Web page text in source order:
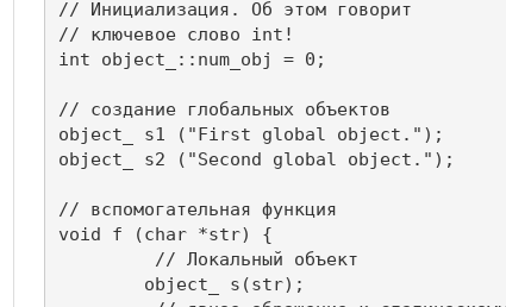
// Инициализация. Об этом говорит
// ключевое слово int!
int object_::num_obj = 0;
// создание глобальных объектов
object_ s1 ("First global object.");
object_ s2 ("Second global object.");
// вспомогательная функция
void f (char *str) {